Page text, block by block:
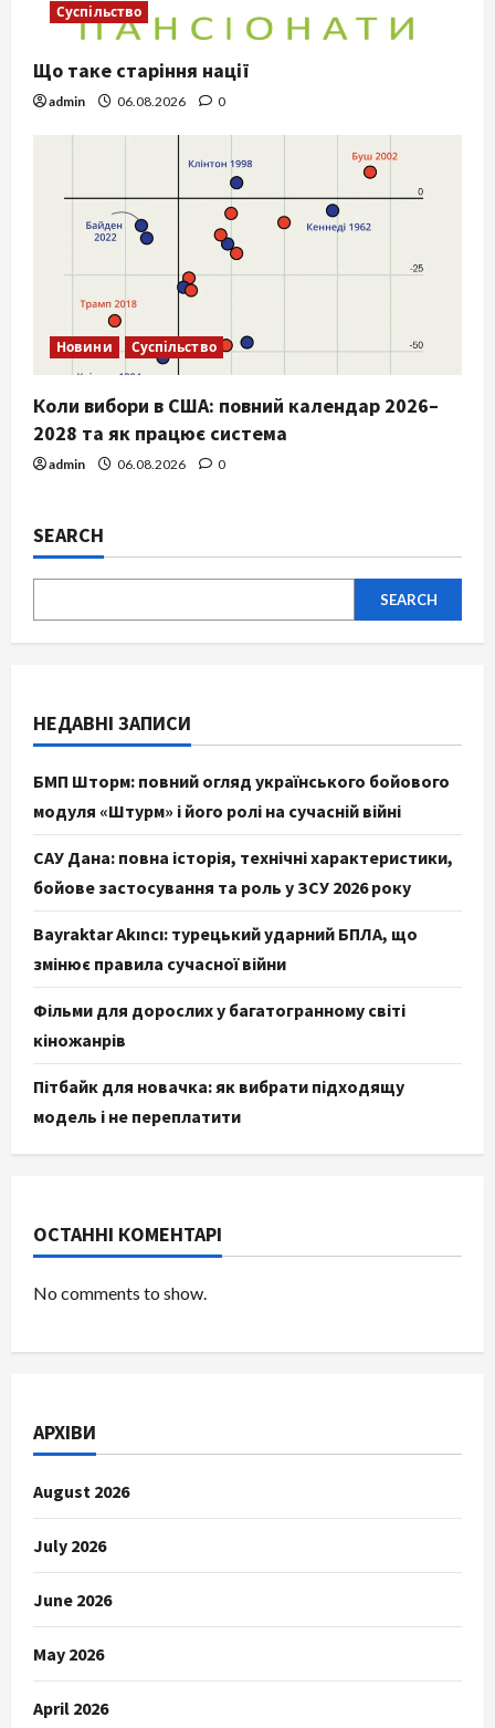
Суспільство
Що таке старіння нації
admin 06.08.2026 0
Новини Суспільство
Коли вибори в США: повний календар 2026–
2028 та як працює система
admin 06.08.2026 0
SEARCH
SEARCH
НЕДАВНІ ЗАПИСИ
БМП Шторм: повний огляд українського бойового
модуля «Штурм» і його ролі на сучасній війні
САУ Дана: повна історія, технічні характеристики,
бойове застосування та роль у ЗСУ 2026 року
Bayraktar Akıncı: турецький ударний БПЛА, що
змінює правила сучасної війни
Фільми для дорослих у багатогранному світі
кіножанрів
Пітбайк для новачка: як вибрати підходящу
модель і не переплатити
ОСТАННІ КОМЕНТАРІ
No comments to show.
АРХІВИ
August 2026
July 2026
June 2026
May 2026
April 2026